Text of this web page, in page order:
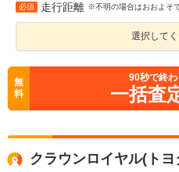
必須 走行距離 ※不明の場合はおおよそ
選択して
無
料
90秒で終
一括査
クラウンロイヤル(ト